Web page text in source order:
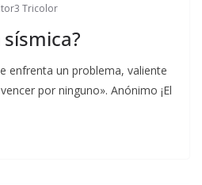
Tricolor
enfrenta un problema, valiente
por ninguno». Anónimo ¡El